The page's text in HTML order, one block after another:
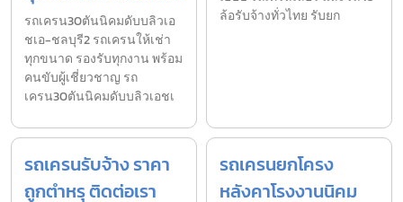
รถเครน30ตันนิคมดับบลิวเอ
ชเอ-ชลบุรี2 รถเครนให้เช่า
ทุกขนาด รองรับทุกงาน พร้อม
คนขับผู้เชี่ยวชาญ รถ
เครน30ตันนิคมดับบลิวเอชเ
ล้อรับจ้างทั่วไทย รับยก
รถเครนรับจ้าง ราคา
ถูกตำหรุ ติดต่อเรา
รถเครนยกโครง
หลังคาโรงงานนิคม